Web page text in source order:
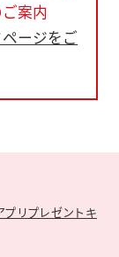
案内
ージをご
プリプレゼントキ